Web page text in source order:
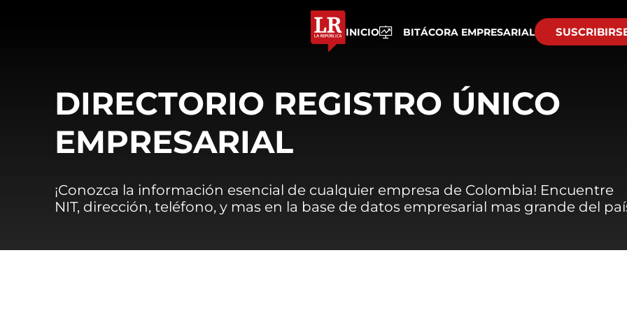
INICIO BITÁCORA EMPRESARIAL
DIRECTORIO REGISTRO ÚNICO
EMPRESARIAL
¡Conozca la información esencial de cualquier empresa de Colombia! Encuentre
NIT, dirección, teléfono, y mas en la base de datos empresarial mas grande del